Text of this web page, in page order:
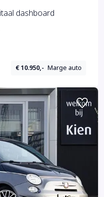
dashboard
€ 10.950,- Marge auto